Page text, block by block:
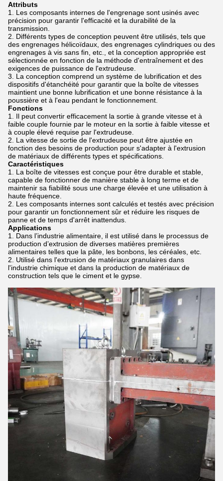
Attributs
Les composants internes de l'engrenage sont usinés avec
précision pour garantir l'efficacité et la durabilité de la
transmission.
Différents types de conception peuvent être utilisés, tels que
des engrenages hélicoïdaux, des engrenages cylindriques ou des
engrenages à vis sans fin, etc., et la conception appropriée est
sélectionnée en fonction de la méthode d'entraînement et des
exigences de puissance de l'extrudeuse.
La conception comprend un système de lubrification et des
dispositifs d'étanchéité pour garantir que la boîte de vitesses
maintient une bonne lubrification et une bonne résistance à la
poussière et à l'eau pendant le fonctionnement.
Fonctions
Il peut convertir efficacement la sortie à grande vitesse et à
faible couple fournie par le moteur en la sortie à faible vitesse et
à couple élevé requise par l'extrudeuse.
La vitesse de sortie de l'extrudeuse peut être ajustée en
fonction des besoins de production pour s'adapter à l'extrusion
de matériaux de différents types et spécifications.
Caractéristiques
La boîte de vitesses est conçue pour être durable et stable,
capable de fonctionner de manière stable à long terme et de
maintenir sa fiabilité sous une charge élevée et une utilisation à
haute fréquence.
Les composants internes sont calculés et testés avec précision
pour garantir un fonctionnement sûr et réduire les risques de
panne et de temps d'arrêt inattendus.
Applications
Dans l’industrie alimentaire, il est utilisé dans le processus de
production d’extrusion de diverses matières premières
alimentaires telles que la pâte, les bonbons, les céréales, etc.
Utilisé dans l'extrusion de matériaux granulaires dans
l'industrie chimique et dans la production de matériaux de
construction tels que le ciment et le gypse.